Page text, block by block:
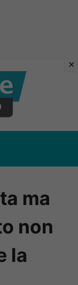
ma
non
la